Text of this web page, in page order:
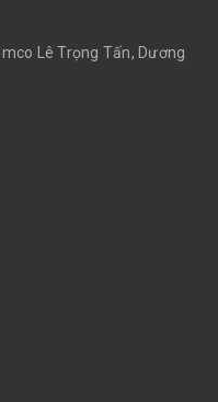
Lê Trọng Tấn, Dương